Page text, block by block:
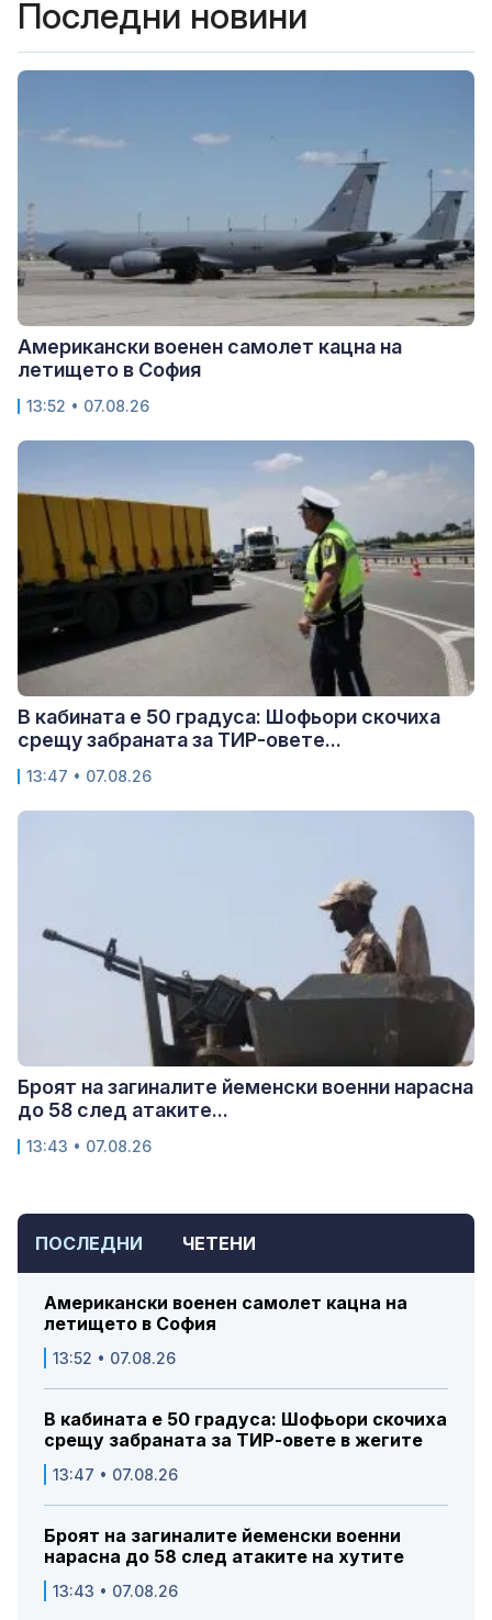
ПОСЛЕДНИ ЧЕТЕНИ
Американски военен самолет кацна на
летището в София
13:52 • 07.08.26
В кабината е 50 градуса: Шофьори скочиха
срещу забраната за ТИР-овете в жегите
13:47 • 07.08.26
Броят на загиналите йеменски военни
нарасна до 58 след атаките на хутите
13:43 • 07.08.26
Последни новини
Американски военен самолет кацна на
летището в София
13:52 • 07.08.26
В кабината е 50 градуса: Шофьори скочиха
срещу забраната за ТИР-овете...
13:47 • 07.08.26
Броят на загиналите йеменски военни нарасна
до 58 след атаките...
13:43 • 07.08.26